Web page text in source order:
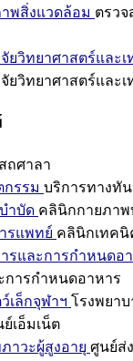
พสิ่งแวดล้อม ตรว
ยวิทยาศาสตร์และเ
ยวิทยาศาสตร์และเ
ถศาลา
กรรม บริการทางทั
ำบัด คลินิกกายภาพ
รแพทย์ คลินิกเทค
รและการกำหนดอ
การกำหนดอาหาร
เล็กจุฬาฯ โรงพยา
เอ็มเน็ต
าวะผู้สูงอายุ ศูนย์ส่